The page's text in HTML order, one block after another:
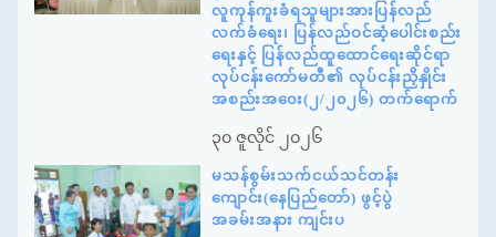
လူကုန်ကူးခံရသူများအားပြန်လည်
လက်ခံရေး၊ ပြန်လည်ဝင်ဆံ့ပေါင်းစည်း
ရေးနှင့် ပြန်လည်ထူထောင်ရေးဆိုင်ရာ
လုပ်ငန်းကော်မတီ၏ လုပ်ငန်းညှိနှိုင်း
အစည်းအဝေး(၂/၂၀၂၆) တက်ရောက်
၃၀ ဇူလိုင် ၂၀၂၆
မသန်စွမ်းသက်ငယ်သင်တန်း
ကျောင်း(နေပြည်တော်) ဖွင့်ပွဲ
အခမ်းအနား ကျင်းပ